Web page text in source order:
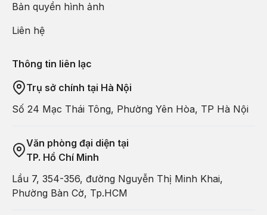
Bản quyền hình ảnh
Liên hệ
Thông tin liên lạc
Trụ sở chính tại Hà Nội
Số 24 Mạc Thái Tông, Phường Yên Hòa, TP Hà Nội
Văn phòng đại diện tại
TP. Hồ Chí Minh
Lầu 7, 354-356, đường Nguyễn Thị Minh Khai,
Phường Bàn Cờ, Tp.HCM